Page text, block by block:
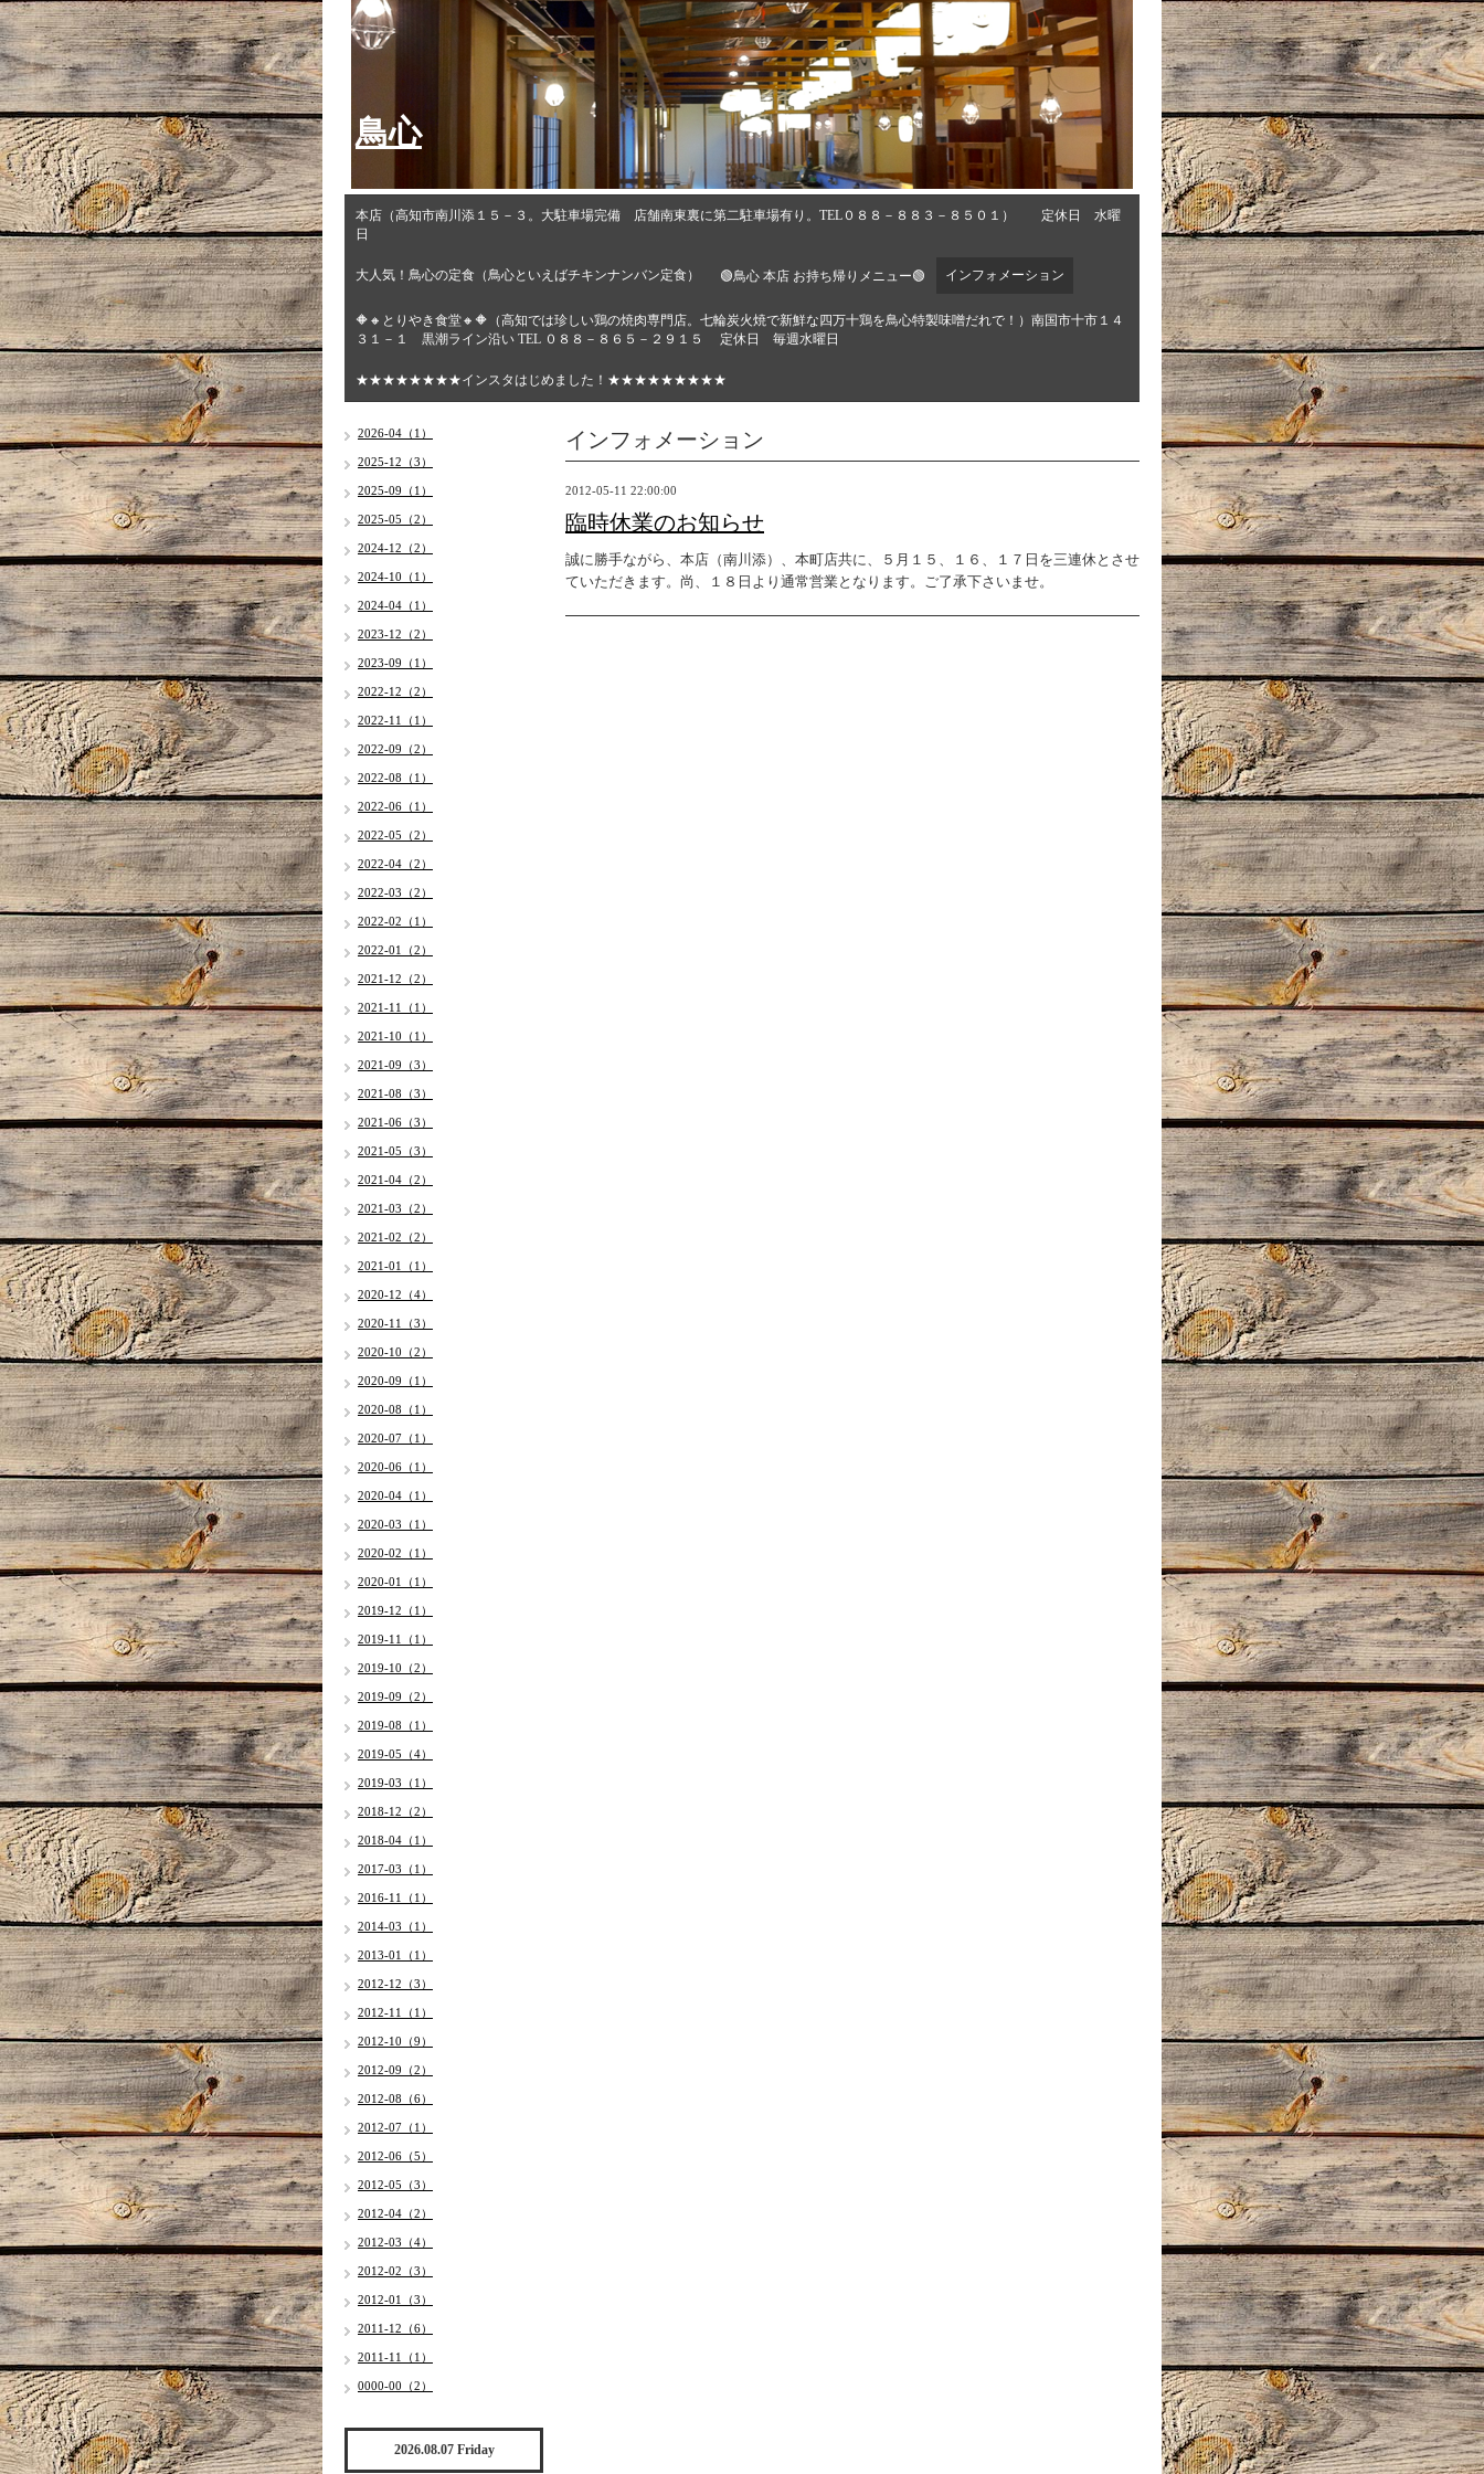
鳥心
本店（高知市南川添１５－３。大駐車場完備 店舗南東裏に第二駐車場有り。TEL０８８－８８３－８５０１） 定休日 水曜
日
大人気！鳥心の定食（鳥心といえばチキンナンバン定食） 🟢鳥心 本店 お持ち帰りメニュー🟢 インフォメーション
🔶🔸とりやき食堂🔸🔶（高知では珍しい鶏の焼肉専門店。七輪炭火焼で新鮮な四万十鶏を鳥心特製味噌だれで！）南国市十市１４
３１－１ 黒潮ライン沿い TEL ０８８－８６５－２９１５ 定休日 毎週水曜日
★★★★★★★★インスタはじめました！★★★★★★★★★
インフォメーション
2012-05-11 22:00:00
臨時休業のお知らせ
誠に勝手ながら、本店（南川添）、本町店共に、５月１５、１６、１７日を三連休とさせ
ていただきます。尚、１８日より通常営業となります。ご了承下さいませ。
2026-04（1）
2025-12（3）
2025-09（1）
2025-05（2）
2024-12（2）
2024-10（1）
2024-04（1）
2023-12（2）
2023-09（1）
2022-12（2）
2022-11（1）
2022-09（2）
2022-08（1）
2022-06（1）
2022-05（2）
2022-04（2）
2022-03（2）
2022-02（1）
2022-01（2）
2021-12（2）
2021-11（1）
2021-10（1）
2021-09（3）
2021-08（3）
2021-06（3）
2021-05（3）
2021-04（2）
2021-03（2）
2021-02（2）
2021-01（1）
2020-12（4）
2020-11（3）
2020-10（2）
2020-09（1）
2020-08（1）
2020-07（1）
2020-06（1）
2020-04（1）
2020-03（1）
2020-02（1）
2020-01（1）
2019-12（1）
2019-11（1）
2019-10（2）
2019-09（2）
2019-08（1）
2019-05（4）
2019-03（1）
2018-12（2）
2018-04（1）
2017-03（1）
2016-11（1）
2014-03（1）
2013-01（1）
2012-12（3）
2012-11（1）
2012-10（9）
2012-09（2）
2012-08（6）
2012-07（1）
2012-06（5）
2012-05（3）
2012-04（2）
2012-03（4）
2012-02（3）
2012-01（3）
2011-12（6）
2011-11（1）
0000-00（2）
2026.08.07 Friday